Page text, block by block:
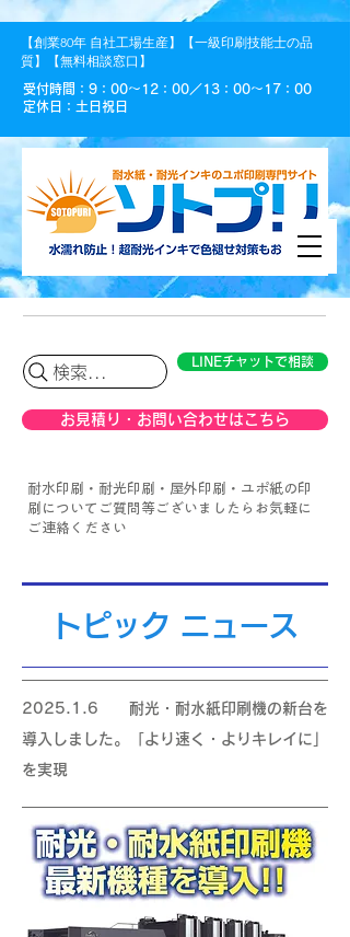
【創業80年 自社工場生産】【一級印刷技能士の品
質】【無料相談窓口】
受付時間：9：00〜12：00／13：00〜17：00
定休日：土日祝日
検索...
LINEチャットで相談
お見積り・お問い合わせはこちら
耐水印刷・耐光印刷・屋外印刷・ユポ紙の印
刷についてご質問等ございましたらお気軽に
ご連絡ください
トピック ニュース
2025.1.6 耐光・耐水紙印刷機の新台を
導入しました。「より速く・よりキレイに」
を実現